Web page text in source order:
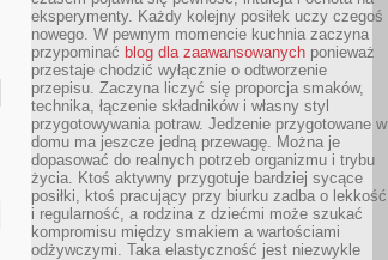
eksperymenty. Każdy kolejny posiłek uczy czegoś
nowego. W pewnym momencie kuchnia zaczyna
przypominać blog dla zaawansowanych ponieważ
przestaje chodzić wyłącznie o odtworzenie
przepisu. Zaczyna liczyć się proporcja smaków,
technika, łączenie składników i własny styl
przygotowywania potraw. Jedzenie przygotowane w
domu ma jeszcze jedną przewagę. Można je
dopasować do realnych potrzeb organizmu i trybu
życia. Ktoś aktywny przygotuje bardziej sycące
posiłki, ktoś pracujący przy biurku zadba o lekkość
i regularność, a rodzina z dziećmi może szukać
kompromisu między smakiem a wartościami
odżywczymi. Taka elastyczność jest niezwykle